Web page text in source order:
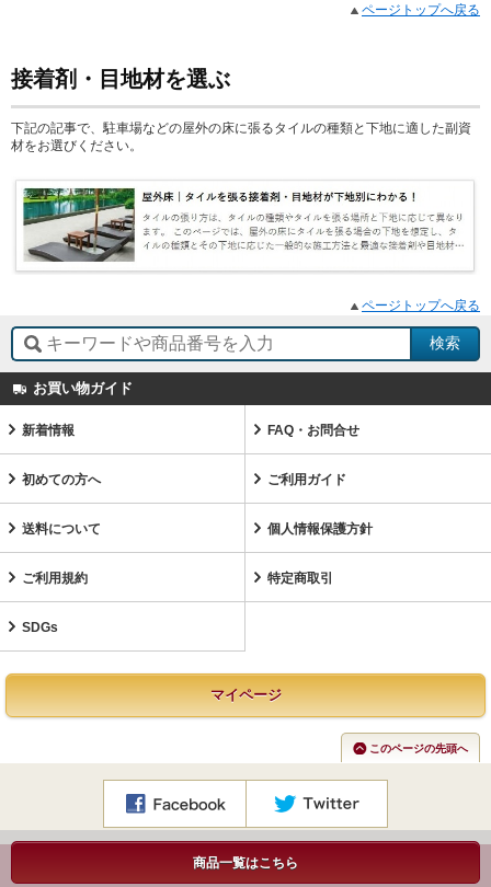
ページトップへ戻る
接着剤・目地材を選ぶ
下記の記事で、駐車場などの屋外の床に張るタイルの種類と下地に適した副資
材をお選びください。
ページトップへ戻る
商品一覧はこちら
お買い物ガイド
新着情報 FAQ・お問合せ
初めての方へ ご利用ガイド
送料について 個人情報保護方針
ご利用規約 特定商取引
SDGs
マイページ
このページの先頭へ
Copyright©TileLife.co.jp All Rights Reserved.